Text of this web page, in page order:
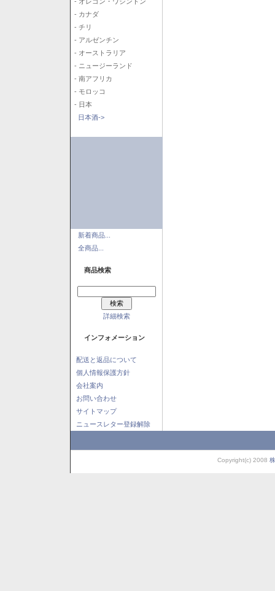
- カナダ
- チリ
- アルゼンチン
- オーストラリア
- ニュージーランド
- 南アフリカ
- モロッコ
- 日本
日本酒->
新着商品...
全商品...
商品検索
詳細検索
インフォメーション
配送と返品について
個人情報保護方針
会社案内
お問い合わせ
サイトマップ
ニュースレター登録解除
Copyright(c) 2008